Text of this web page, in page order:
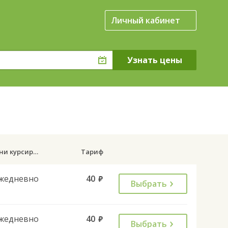
Личный кабинет
Дни курсирования Тариф
40 руб. Выбрать
40 руб. Выбрать